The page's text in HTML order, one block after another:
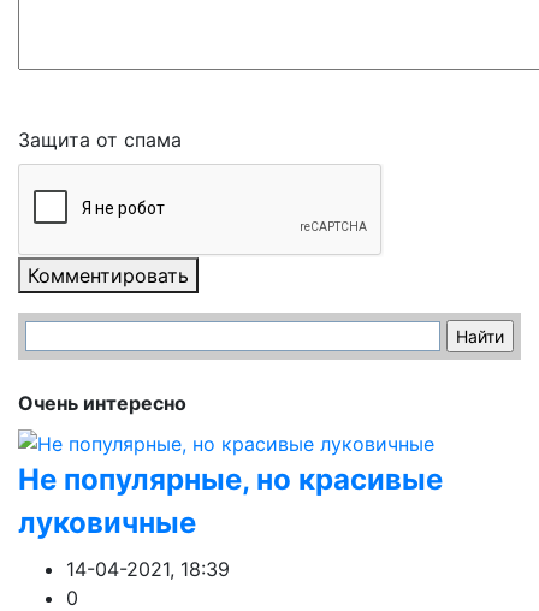
Защита от спама
Комментировать
Очень интересно
Не популярные, но красивые
луковичные
14-04-2021, 18:39
0